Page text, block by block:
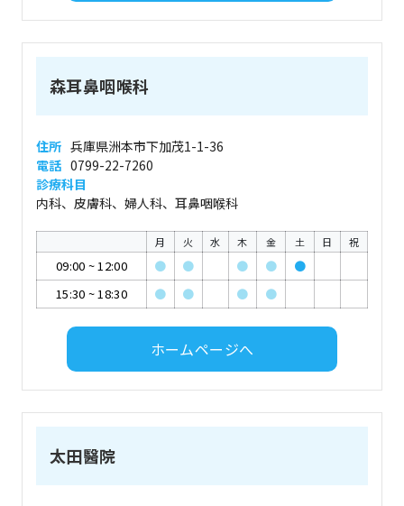
森耳鼻咽喉科
住所 兵庫県洲本市下加茂1-1-36
電話 0799-22-7260
診療科目
内科、皮膚科、婦人科、耳鼻咽喉科
月 火 水 木 金 土 日 祝
09:00 ~12:00 ● ● ● ●
●
15:30 ~18:30 ● ● ● ●
ホームページへ
太田醫院